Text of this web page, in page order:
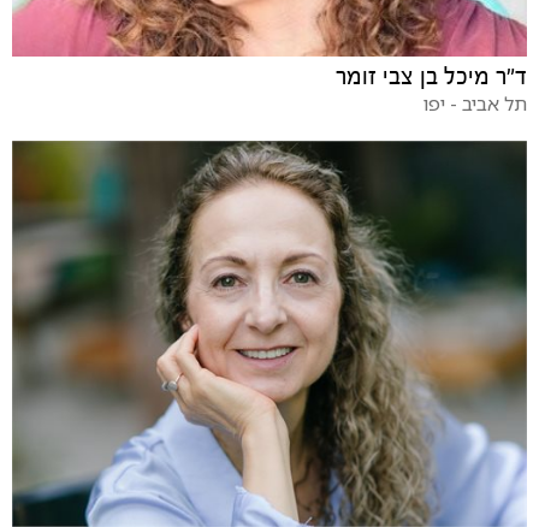
ד"ר מיכל בן צבי זומר
תל אביב - יפו